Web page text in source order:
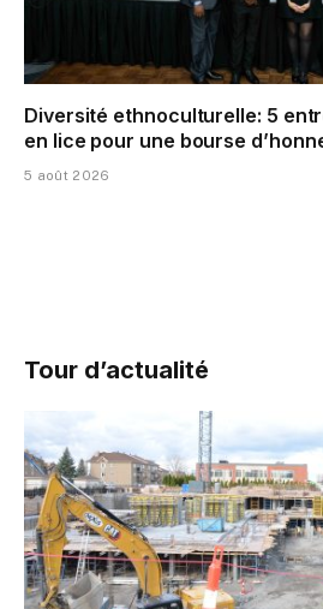
Diversité ethnoculturelle: 5
en lice pour une bourse
5 août 2026
Tour d’actualité